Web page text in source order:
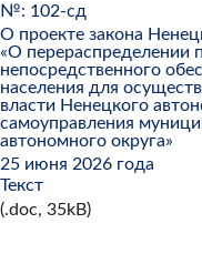
№: 102-сд
О проекте закона
«О перераспределении
непосредственного
населения для
власти Ненецкого
самоуправления
автономного округа»
25 июня 2026 года
Текст
(.doc, 35kB)